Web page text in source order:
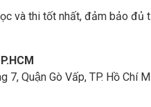
và thi tốt nhất, đảm bảo đủ
Quận Gò Vấp, TP. Hồ Chí